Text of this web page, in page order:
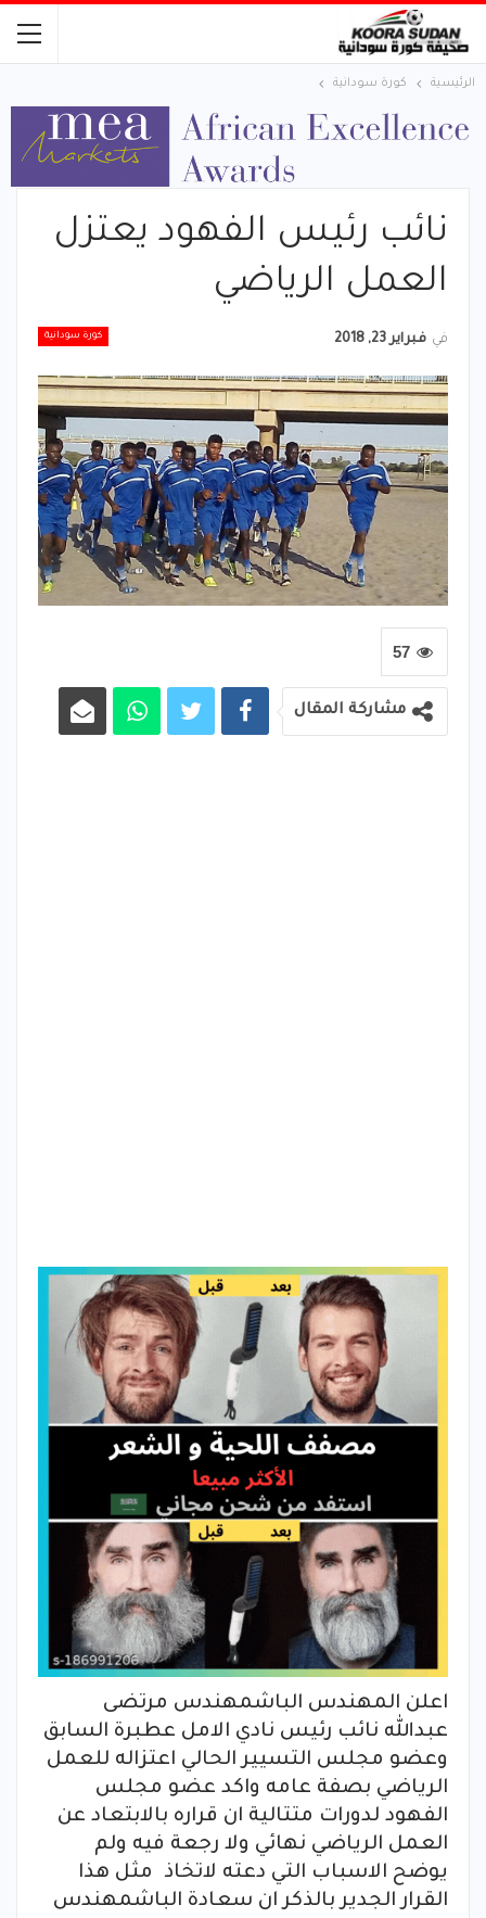
الرئيسية كورة سودانية
نائب رئيس الفهود يعتزل
العمل الرياضي
كورة سودانية في فبراير 23, 2018
57
مشاركة المقال
اعلن المهندس الباشمهندس مرتضى
عبدالله نائب رئيس نادي الامل عطبرة السابق
وعضو مجلس التسيير الحالي اعتزاله للعمل
الرياضي بصفة عامه واكد عضو مجلس
الفهود لدورات متتالية ان قراره بالابتعاد عن
العمل الرياضي نهائي ولا رجعة فيه ولم
يوضح الاسباب التي دعته لاتخاذ مثل هذا
القرار الجدير بالذكر ان سعادة الباشمهندس